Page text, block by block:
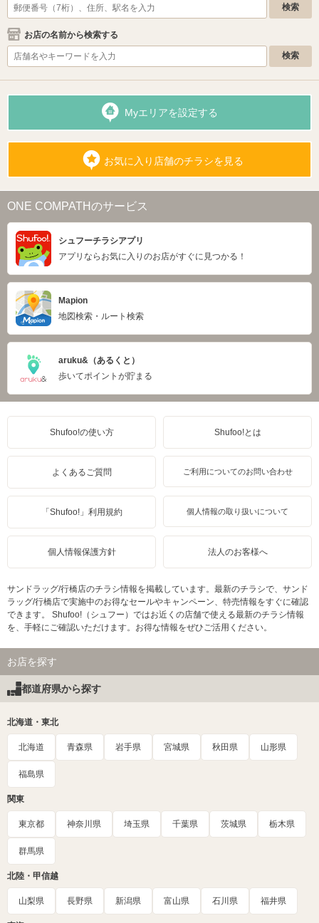
お店の名前から検索する
Myエリアを設定する
お気に入り店舗のチラシを見る
ONE COMPATHのサービス
シュフーチラシアプリ
アプリならお気に入りのお店がすぐに見つかる！
Mapion
地図検索・ルート検索
aruku&（あるくと）
歩いてポイントが貯まる
Shufoo!の使い方 Shufoo!とは
よくあるご質問 ご利用についてのお問い合わせ
「Shufoo!」利用規約 個人情報の取り扱いについて
個人情報保護方針 法人のお客様へ
サンドラッグ/行橋店のチラシ情報を掲載しています。最新のチラシで、サンド
ラッグ/行橋店で実施中のお得なセールやキャンペーン、特売情報をすぐに確認
できます。 Shufoo!（シュフー）ではお近くの店舗で使える最新のチラシ情報
を、手軽にご確認いただけます。お得な情報をぜひご活用ください。
お店を探す
都道府県から探す
北海道・東北
北海道 青森県 岩手県 宮城県 秋田県 山形県
福島県
関東
東京都 神奈川県 埼玉県 千葉県 茨城県 栃木県
群馬県
北陸・甲信越
山梨県 長野県 新潟県 富山県 石川県 福井県